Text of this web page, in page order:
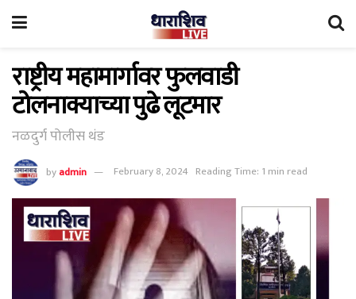
राष्ट्रीय महामार्गावर फुलवाडी
टोलनाक्याच्या पुढे लूटमार
नळदुर्ग पोलीस थंड
byadmin February 8, 2024 Reading Time: 1 min read